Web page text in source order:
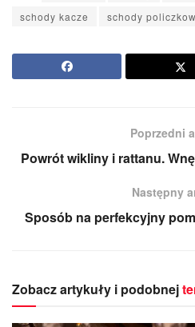
schody kacze
schody
Poprzedni
Powrót wikliny i rattanu.
Następny
Sposób na perfekcyjny
Zobacz artykuły i podobnej